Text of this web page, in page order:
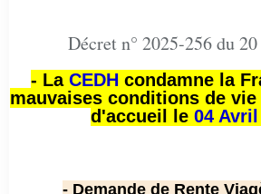
Décret n° 2025-256 du
- La CEDH condamne la
mauvaises conditions de
d'accueil le 04 Avril
- Demande de Rente